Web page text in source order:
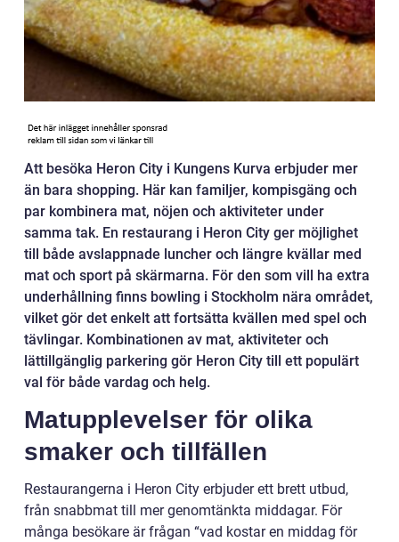
Att besöka Heron City i Kungens Kurva erbjuder mer
än bara shopping. Här kan familjer, kompisgäng och
par kombinera mat, nöjen och aktiviteter under
samma tak. En restaurang i Heron City ger möjlighet
till både avslappnade luncher och längre kvällar med
mat och sport på skärmarna. För den som vill ha extra
underhållning finns bowling i Stockholm nära området,
vilket gör det enkelt att fortsätta kvällen med spel och
tävlingar. Kombinationen av mat, aktiviteter och
lättillgänglig parkering gör Heron City till ett populärt
val för både vardag och helg.
Matupplevelser för olika
smaker och tillfällen
Restaurangerna i Heron City erbjuder ett brett utbud,
från snabbmat till mer genomtänkta middagar. För
många besökare är frågan “vad kostar en middag för